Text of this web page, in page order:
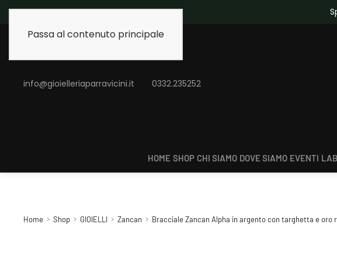
Passa al contenuto principale
Spedizione gratuita da €150,00
info@gioielleriaparravicini.it 0332.235252
HOME SHOP CHI SIAMO DOVE SIAMO EVENTI
Home Shop GIOIELLI Zancan Bracciale Zancan Alpha in argento con targhetta e oro